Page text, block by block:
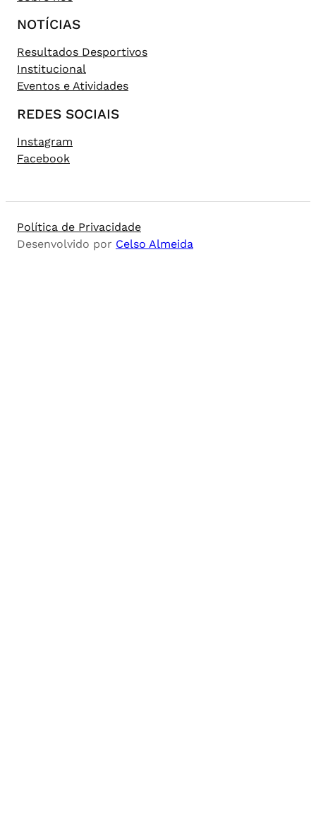
NOTÍCIAS
Resultados Desportivos
Institucional
Eventos e Atividades
REDES SOCIAIS
Instagram
Facebook
Política de Privacidade
Desenvolvido por Celso Almeida